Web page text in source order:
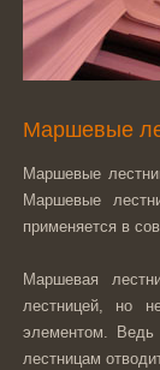
Маршевые
Маршевые
Маршевые
применяется в
Маршевая
лестницей, но
элементом. Ведь
лестницам